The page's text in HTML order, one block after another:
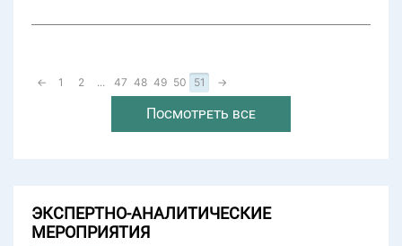
← 1 2 ... 47 48 49 50 51 →
Посмотреть все
ЭКСПЕРТНО-АНАЛИТИЧЕСКИЕ
МЕРОПРИЯТИЯ